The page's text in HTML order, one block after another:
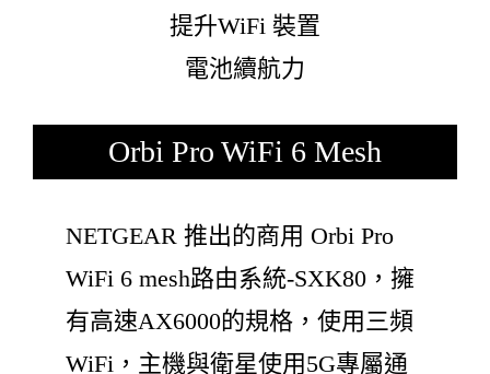
提升WiFi 裝置
電池續航力
Orbi Pro WiFi 6 Mesh
NETGEAR 推出的商用 Orbi Pro
WiFi 6 mesh路由系統-SXK80，擁
有高速AX6000的規格，使用三頻
WiFi，主機與衛星使用5G專屬通